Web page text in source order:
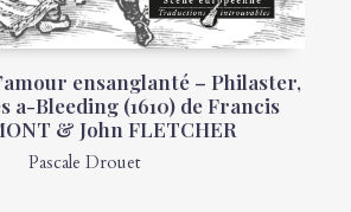
ensanglanté – Philaster,
a-Bleeding (1610) de Francis
& John FLETCHER
Pascale Drouet